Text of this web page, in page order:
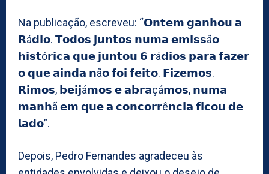
Na publicação, escreveu: “𝗢𝗻𝘁𝗲𝗺 𝗴𝗮𝗻𝗵𝗼𝘂 𝗮
𝗥á𝗱𝗶𝗼. 𝗧𝗼𝗱𝗼𝘀 𝗷𝘂𝗻𝘁𝗼𝘀 𝗻𝘂𝗺𝗮 𝗲𝗺𝗶𝘀𝘀ã𝗼
𝗵𝗶𝘀𝘁ó𝗿𝗶𝗰𝗮 𝗾𝘂𝗲 𝗷𝘂𝗻𝘁𝗼𝘂 𝟲 𝗿á𝗱𝗶𝗼𝘀 𝗽𝗮𝗿𝗮 𝗳𝗮𝘇𝗲𝗿
𝗼 𝗾𝘂𝗲 𝗮𝗶𝗻𝗱𝗮 𝗻ã𝗼 𝗳𝗼𝗶 𝗳𝗲𝗶𝘁𝗼. 𝗙𝗶𝘇𝗲𝗺𝗼𝘀.
𝗥𝗶𝗺𝗼𝘀, 𝗯𝗲𝗶𝗷á𝗺𝗼𝘀 𝗲 𝗮𝗯𝗿𝗮çá𝗺𝗼𝘀, 𝗻𝘂𝗺𝗮
𝗺𝗮𝗻𝗵ã 𝗲𝗺 𝗾𝘂𝗲 𝗮 𝗰𝗼𝗻𝗰𝗼𝗿𝗿ê𝗻𝗰𝗶𝗮 𝗳𝗶𝗰𝗼𝘂 𝗱𝗲
𝗹𝗮𝗱𝗼”.
Depois, Pedro Fernandes agradeceu às